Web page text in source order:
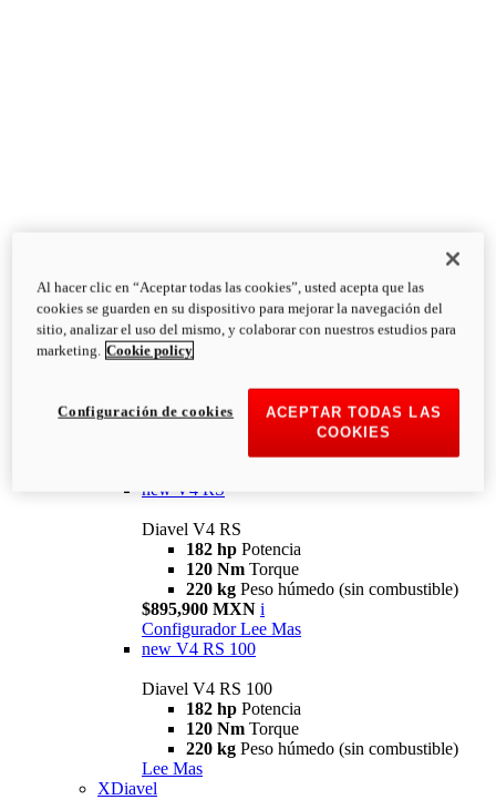
Diavel
V4
Diavel V4
126 NmTorque
223 kg
PESO HÚMEDO SIN
new V4 RS
Diavel V4 RS
182 hp Potencia
120 Nm Torque
220 kg Peso húmedo (sin combustible)
$895,900 MXN i
Configurador Lee Mas
new V4 RS 100
Diavel V4 RS 100
182 hp Potencia
120 Nm Torque
220 kg Peso húmedo (sin combustible)
Lee Mas
XDiavel
Al hacer clic en “Aceptar todas las cookies”, usted acepta que las
cookies se guarden en su dispositivo para mejorar la navegación del
sitio, analizar el uso del mismo, y colaborar con nuestros estudios para
marketing. Cookie policy
ACEPTAR TODAS LAS
COOKIES
Configuración de cookies